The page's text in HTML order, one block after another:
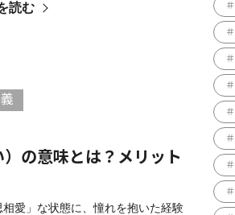
読む
の意味とは？メリット
愛」な状態に、憧れを抱いた経験